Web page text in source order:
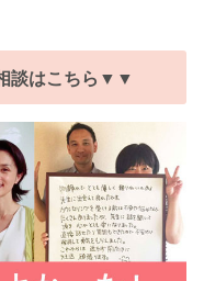
談はこちら▼▼